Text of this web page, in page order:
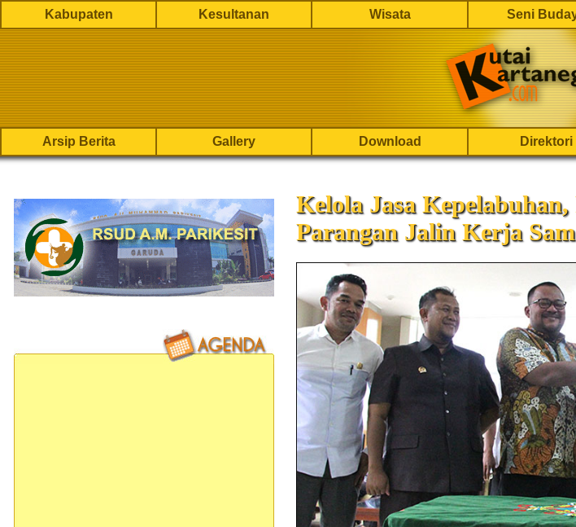
Kabupaten Kesultanan Wisata Seni
Arsip Berita Gallery Download Direktori
Kelola Jasa Kepelabuhan,
Parangan Jalin Kerja